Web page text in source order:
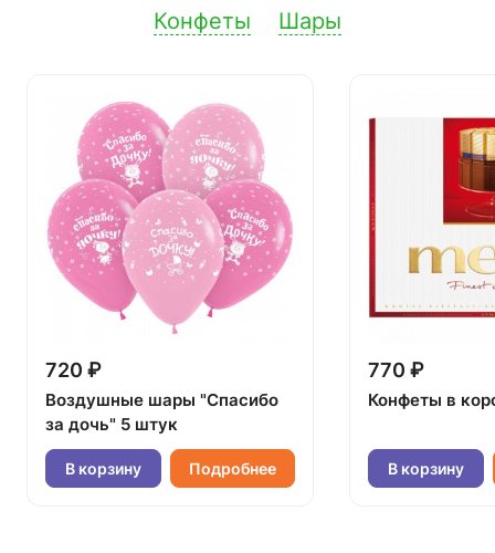
Конфеты Шары
720 ₽
Воздушные шары "Спасибо
за дочь" 5 штук
В корзину Подробнее
770 ₽
Конфеты в
В корзину